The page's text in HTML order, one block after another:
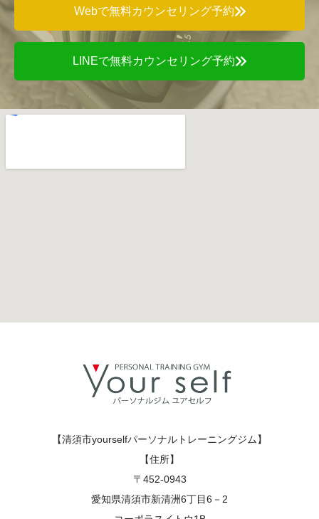
Webで無料カウンセリング予約
LINEで無料カウンセリング予約
【清須市yourselfパーソナルトレーニングジム】
【住所】
〒452-0943
愛知県清須市新清洲6丁目6－2